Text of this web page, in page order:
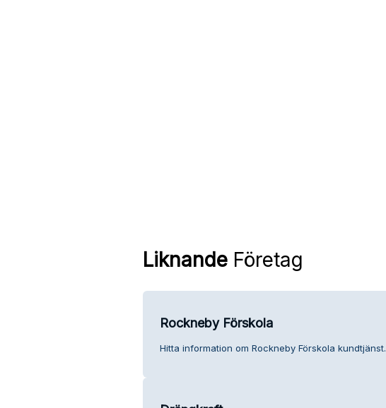
LiknandeFöretag
Rockneby Förskola
Hitta information om Rockneby Förskola kundtjänst.